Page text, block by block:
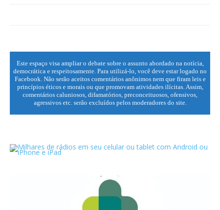
Este espaço visa ampliar o debate sobre o assunto abordado na notícia,
democrática e respeitosamente. Para utilizá-lo, você deve estar logado no
Facebook. Não serão aceitos comentários anônimos nem que firam leis e
princípios éticos e morais ou que promovam atividades ilícitas. Assim,
comentários caluniosos, difamatórios, preconceituosos, ofensivos,
agressivos etc. serão excluídos pelos moderadores do site.